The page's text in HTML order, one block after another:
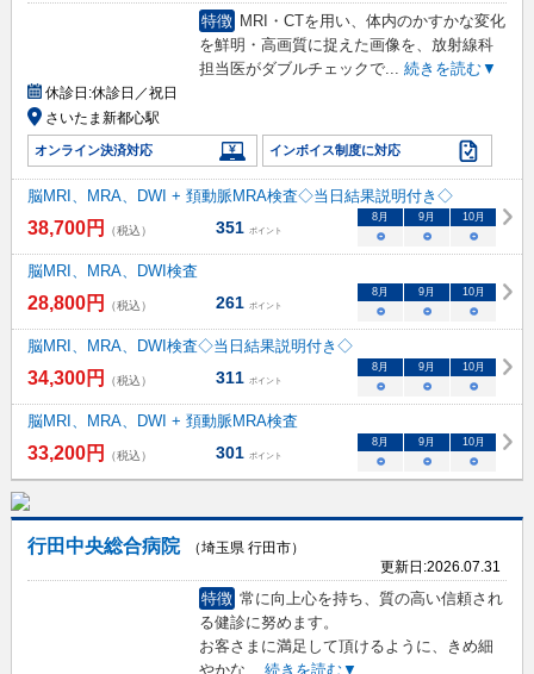
特徴 MRI・CTを用い、体内のかすかな変化
を鮮明・高画質に捉えた画像を、放射線科
担当医がダブルチェックで... 続きを読む▼
休診日:休診日／祝日
さいたま新都心駅
オンライン決済対応 インボイス制度に対応
脳MRI、MRA、DWI + 頚動脈MRA検査◇当日結果説明付き◇
38,700円 （税込） 351 ポイント
8月 9月 10月
○ ○ ○
脳MRI、MRA、DWI検査
28,800円 （税込） 261 ポイント
8月 9月 10月
○ ○ ○
脳MRI、MRA、DWI検査◇当日結果説明付き◇
34,300円 （税込） 311 ポイント
8月 9月 10月
○ ○ ○
脳MRI、MRA、DWI + 頚動脈MRA検査
33,200円 （税込） 301 ポイント
8月 9月 10月
○ ○ ○
行田中央総合病院
（埼玉県 行田市）
更新日:2026.07.31
特徴 常に向上心を持ち、質の高い信頼され
る健診に努めます。
お客さまに満足して頂けるように、きめ細
やかな
続きを読む▼